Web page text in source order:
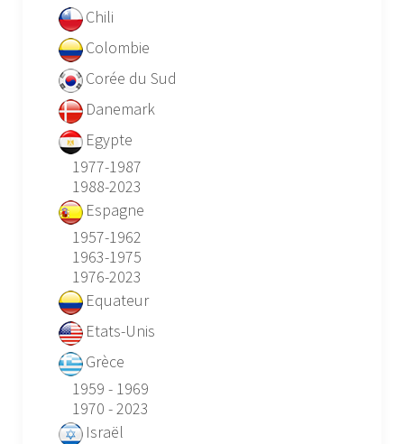
Chili
Colombie
Corée du Sud
Danemark
Egypte
1977-1987
1988-2023
Espagne
1957-1962
1963-1975
1976-2023
Equateur
Etats-Unis
Grèce
1959 - 1969
1970 - 2023
Israël